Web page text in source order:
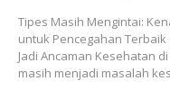
Tipes Masih Mengintai:
untuk Pencegahan
Jadi Ancaman Kesehatan
masih menjadi masalah